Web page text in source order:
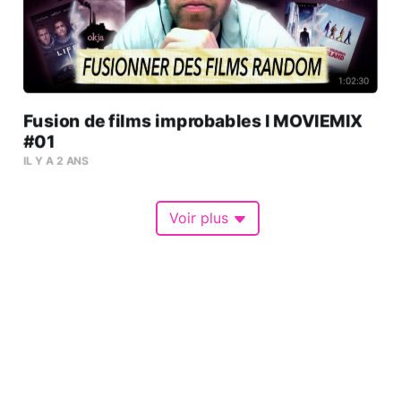
1:02:30
Fusion de films improbables l MOVIEMIX
#01
IL Y A 2 ANS
Voir plus